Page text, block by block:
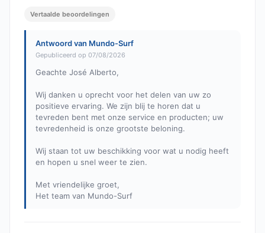
Vertaalde beoordelingen
Antwoord van Mundo-Surf
Gepubliceerd op 07/08/2026
Geachte José Alberto,
Wij danken u oprecht voor het delen van uw zo
positieve ervaring. We zijn blij te horen dat u
tevreden bent met onze service en producten; uw
tevredenheid is onze grootste beloning.
Wij staan tot uw beschikking voor wat u nodig heeft
en hopen u snel weer te zien.
Met vriendelijke groet,
Het team van Mundo-Surf